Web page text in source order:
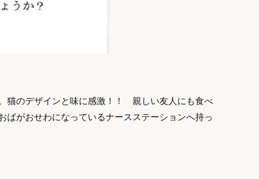
猫のデザインと味に感激！！ 親しい友人にも食べ
がおせわになっているナースステーションへ持っ